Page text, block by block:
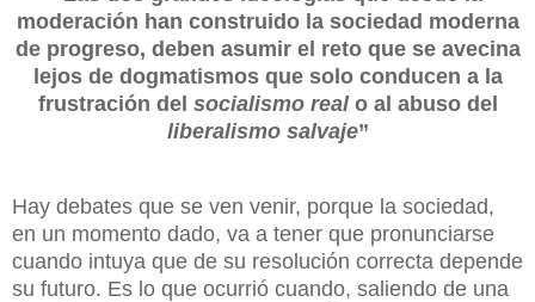
moderación han construido la sociedad moderna
de progreso, deben asumir el reto que se avecina
lejos de dogmatismos que solo conducen a la
frustración del socialismo realo al abuso del
liberalismo salvaje”
Hay debates que se ven venir, porque la sociedad,
en un momento dado, va a tener que pronunciarse
cuando intuya que de su resolución correcta depende
su futuro. Es lo que ocurrió cuando, saliendo de una